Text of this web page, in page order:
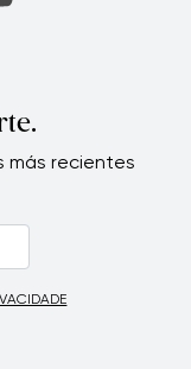
más recientes